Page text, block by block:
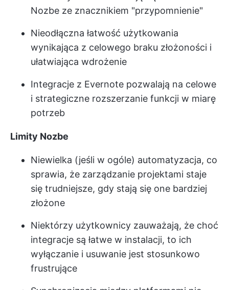
Nozbe ze znacznikiem "przypomnienie"
Nieodłączna łatwość użytkowania
wynikająca z celowego braku złożoności i
ułatwiająca wdrożenie
Integracje z Evernote pozwalają na celowe
i strategiczne rozszerzanie funkcji w miarę
potrzeb
Limity Nozbe
Niewielka (jeśli w ogóle) automatyzacja, co
sprawia, że zarządzanie projektami staje
się trudniejsze, gdy stają się one bardziej
złożone
Niektórzy użytkownicy zauważają, że choć
integracje są łatwe w instalacji, to ich
wyłączanie i usuwanie jest stosunkowo
frustrujące